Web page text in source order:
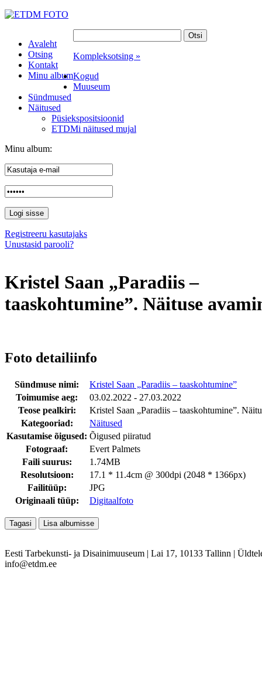
Avaleht
Otsing
Kontakt
Minu album
Kompleksotsing »
Kogud
Muuseum
Sündmused
Näitused
Püsiekspositsioonid
ETDMi näitused mujal
Minu album:
Registreeru kasutajaks
Unustasid parooli?
Kristel Saan „Paradiis –
taaskohtumine”. Näituse
Foto detailiinfo
Sündmuse nimi:
Kristel Saan „Paradiis – taaskohtumine”
Toimumise aeg:
03.02.2022 - 27.03.2022
Teose pealkiri:
Kristel Saan „Paradiis – taaskohtumine”.
Kategooriad:
Näitused
Kasutamise õigused: Õigused piiratud
Fotograaf:
Evert Palmets
Faili suurus:
1.74MB
Resolutsioon:
17.1 * 11.4cm @ 300dpi (2048 * 1366px)
Failitüüp:
JPG
Originaali tüüp:
Digitaalfoto
Eesti Tarbekunsti- ja Disainimuuseum | Lai 17, 10133 Tallinn |
info@etdm.ee